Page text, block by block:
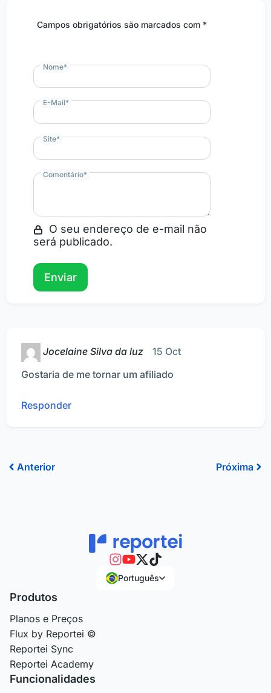
Campos obrigatórios são marcados com *
Comentário*
O seu endereço de e-mail não
será publicado.
Nome*
E-Mail*
Site*
Jocelaine Silva da luz
15 Oct
Gostaria de me tornar um afiliado
Responder
Anterior
Anterior Próxima
Português
Produtos
Planos e Preços
Flux by Reportei ©
Reportei Sync
Reportei Academy
Funcionalidades